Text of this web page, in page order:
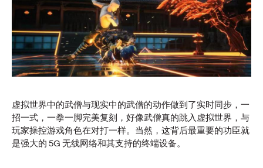
虚拟世界中的武僧与现实中的武僧的动作做到了实时同步，一
招一式，一拳一脚完美复刻，好像武僧真的跳入虚拟世界，与
玩家操控游戏角色在对打一样。当然，这背后最重要的功臣就
是强大的 5G 无线网络和其支持的终端设备。
奥美中国 07/07/2026
这项研究揭示，可信度是确保商业价值的战略资产。95%的中
国消费者在认为品牌或机构失去可信度时，会选择静默离场。
More→
奥美集团中国任命袁勇